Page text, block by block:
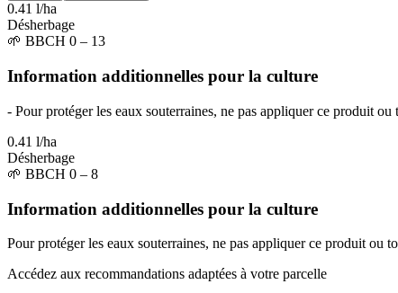
0.41 l/ha
Désherbage
🌱 BBCH 0 – 13
Information additionnelles pour la culture
- Pour protéger les eaux souterraines, ne pas appliquer ce produit
0.41 l/ha
Désherbage
🌱 BBCH 0 – 8
Information additionnelles pour la culture
Pour protéger les eaux souterraines, ne pas appliquer ce produit ou
Accédez aux recommandations adaptées à votre parcelle